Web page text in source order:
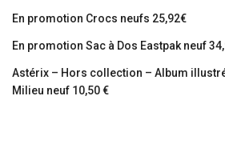
En promotion Crocs neufs 25,92€
En promotion Sac à Dos Eastpak neuf
Astérix – Hors collection – Album
Milieu neuf 10,50 €